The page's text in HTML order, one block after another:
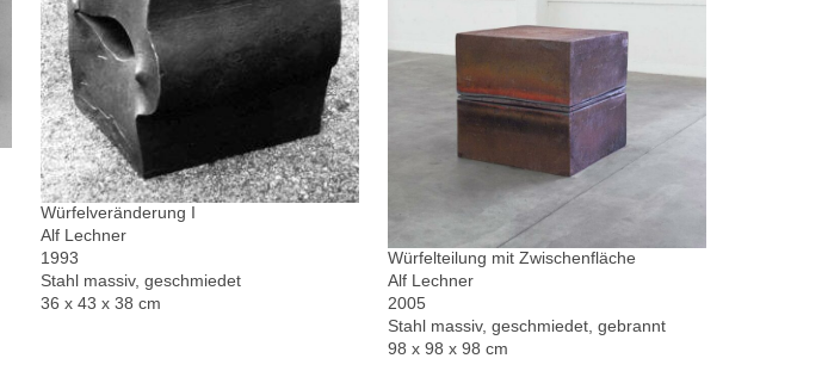
Würfelveränderung I
Alf Lechner
1993
Stahl massiv, geschmiedet
36 x 43 x 38 cm
Würfelteilung mit Zwischenfläche
Alf Lechner
2005
Stahl massiv, geschmiedet, gebrannt
98 x 98 x 98 cm